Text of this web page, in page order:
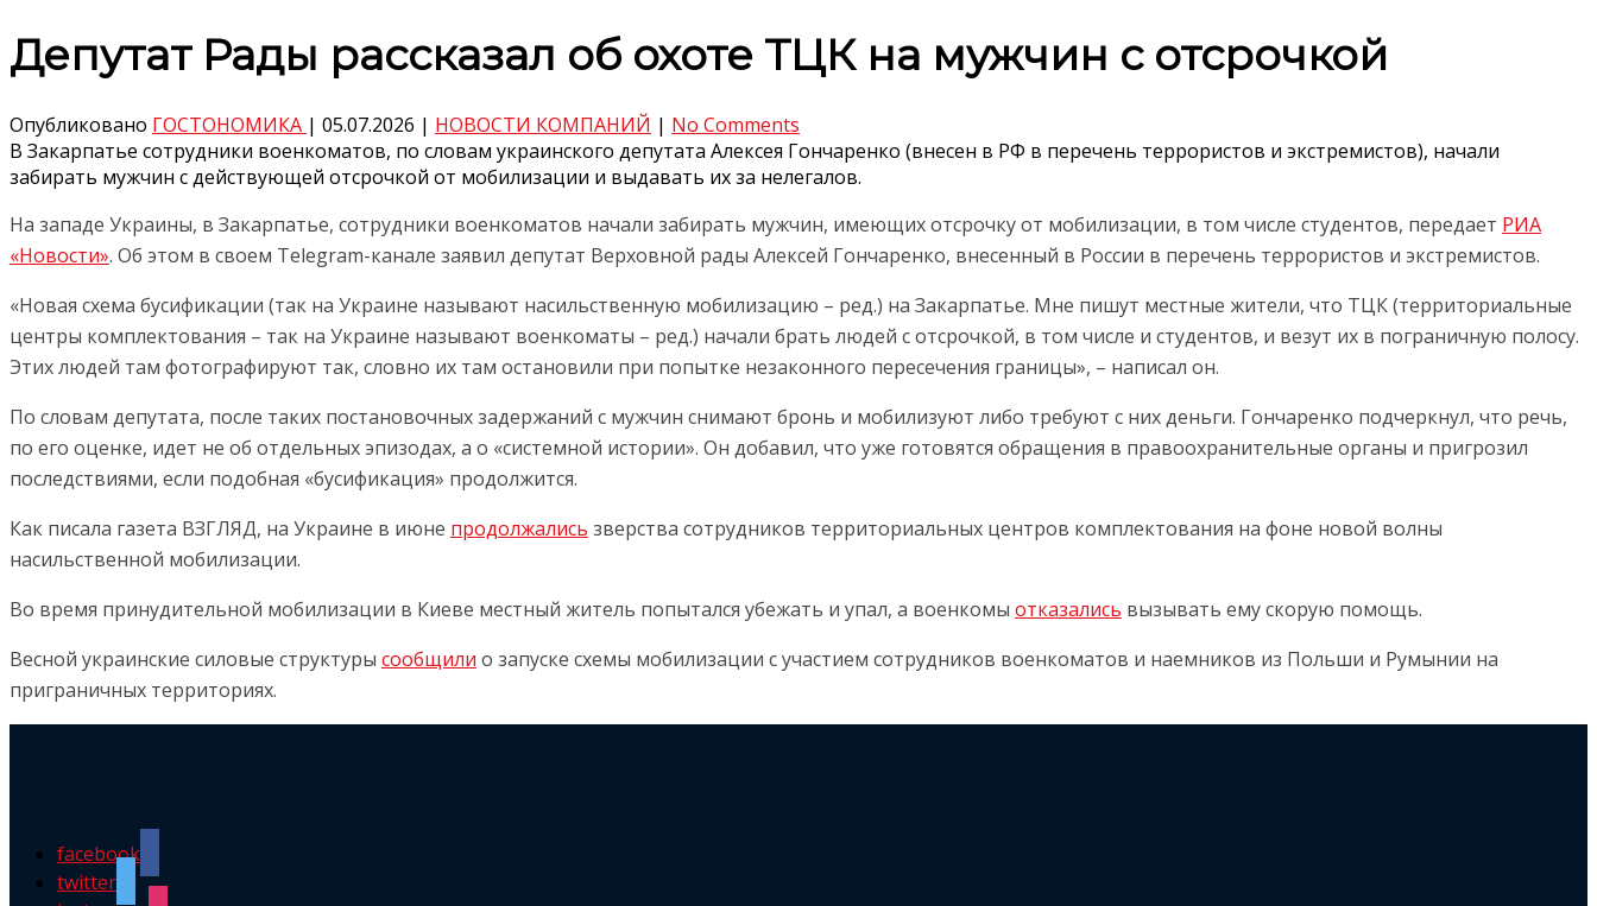
Депутат Рады рассказал об охоте ТЦК на мужчин с отсрочкой
Опубликовано ГОСТОНОМИКА | 05.07.2026 | НОВОСТИ КОМПАНИЙ | No Comments
В Закарпатье сотрудники военкоматов, по словам украинского депутата Алексея Гончаренко (внесен в РФ в перечень террористов и экстремистов), начали
забирать мужчин с действующей отсрочкой от мобилизации и выдавать их за нелегалов.
На западе Украины, в Закарпатье, сотрудники военкоматов начали забирать мужчин, имеющих отсрочку от мобилизации, в том числе студентов, передает РИА
«Новости». Об этом в своем Telegram-канале заявил депутат Верховной рады Алексей Гончаренко, внесенный в России в перечень террористов и экстремистов.
«Новая схема бусификации (так на Украине называют насильственную мобилизацию – ред.) на Закарпатье. Мне пишут местные жители, что ТЦК (территориальные
центры комплектования – так на Украине называют военкоматы – ред.) начали брать людей с отсрочкой, в том числе и студентов, и везут их в пограничную полосу.
Этих людей там фотографируют так, словно их там остановили при попытке незаконного пересечения границы», – написал он.
По словам депутата, после таких постановочных задержаний с мужчин снимают бронь и мобилизуют либо требуют с них деньги. Гончаренко подчеркнул, что речь,
по его оценке, идет не об отдельных эпизодах, а о «системной истории». Он добавил, что уже готовятся обращения в правоохранительные органы и пригрозил
последствиями, если подобная «бусификация» продолжится.
Как писала газета ВЗГЛЯД, на Украине в июне продолжались зверства сотрудников территориальных центров комплектования на фоне новой волны
насильственной мобилизации.
Во время принудительной мобилизации в Киеве местный житель попытался убежать и упал, а военкомы отказались вызывать ему скорую помощь.
Весной украинские силовые структуры сообщили о запуске схемы мобилизации с участием сотрудников военкоматов и наемников из Польши и Румынии на
приграничных территориях.
facebook
twitter